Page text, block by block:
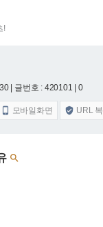
!
| 글번호 : 420101 | 0
 모바일화면  URL
